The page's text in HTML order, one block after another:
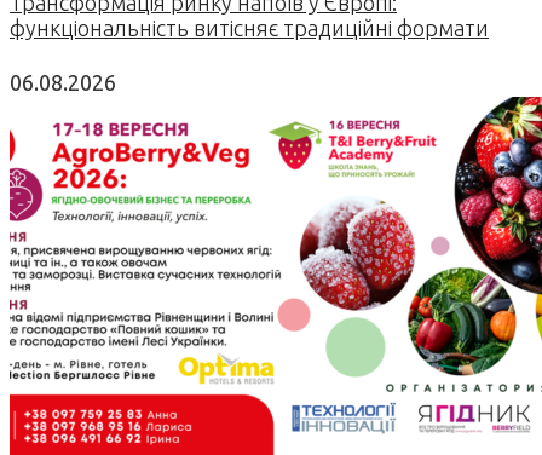
функціональність витісняє традиційні формати
06.08.2026